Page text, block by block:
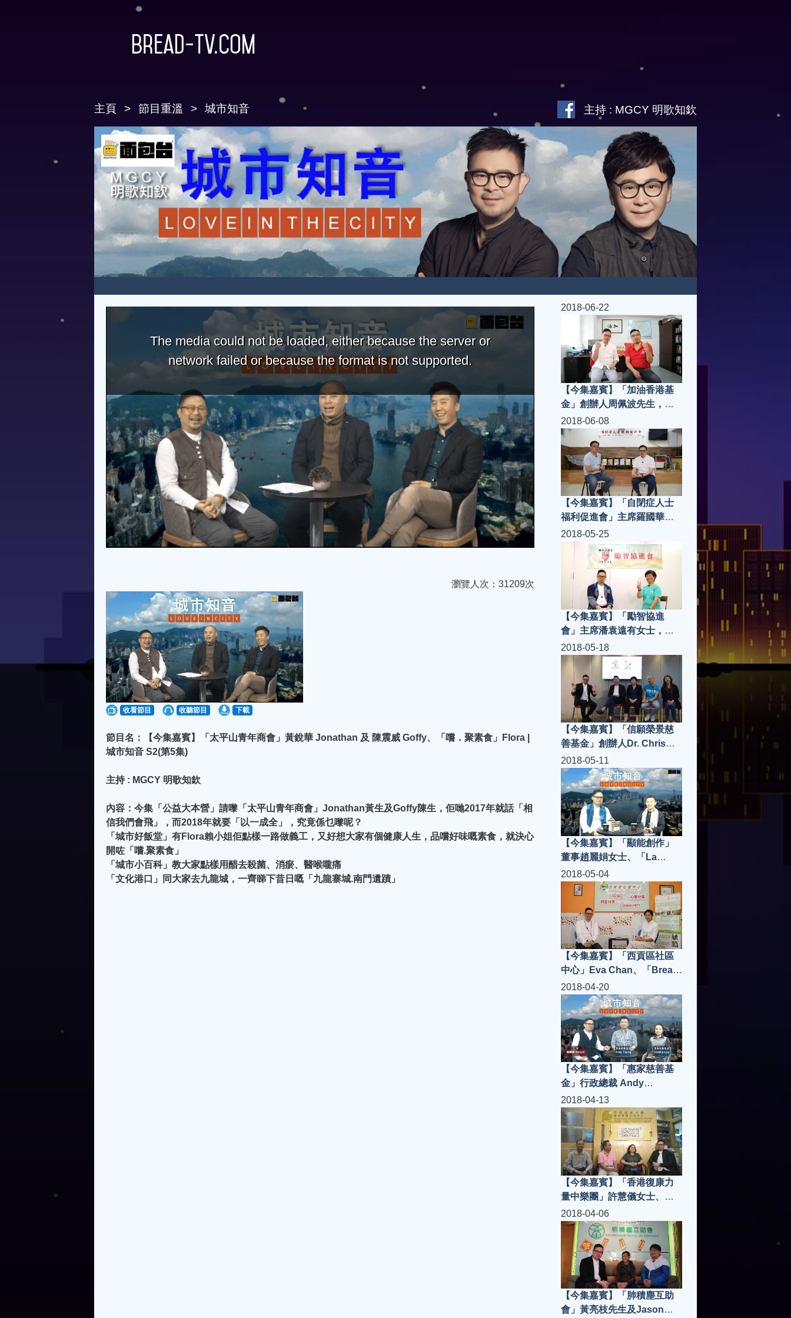
Bread-TV.com
主頁 節目重溫 城市知音 主持 : MGCY 明歌知欽
The media could not be loaded, either because the server or
network failed or because the format is not supported.
瀏覽人次：31209次
收看節目 收聽節目 下載
節目名：【今集嘉賓】「太平山青年商會」黃銳華 Jonathan 及 陳震威 Goffy、「嚐．聚素食」Flora |
城市知音 S2(第5集)
主持 : MGCY 明歌知欽
內容：今集「公益大本營」請嚟「太平山青年商會」Jonathan黃生及Goffy陳生，佢哋2017年就話「相
信我們會飛」，而2018年就要「以一成全」，究竟係乜嚟呢？
「城市好飯堂」有Flora賴小姐佢點樣一路做義工，又好想大家有個健康人生，品嚐好味嘅素食，就決心
開咗「嚐.聚素食」
「城市小百科」教大家點樣用醋去殺菌、消瘀、醫喉嚨痛
「文化港口」同大家去九龍城，一齊睇下昔日嘅「九龍寨城.南門遺蹟」
2018-06-22
【今集嘉賓】「加油香港基
金」創辦人周佩波先生，
「走肉。朋友」老闆 Joei |
城市知音 S3(第9集)
2018-06-08
【今集嘉賓】「自閉症人士
福利促進會」主席羅國華先
生，「THE JOOMAK」大廚
夏敬良師傅、PR 阿 PEN | 城
市知音 S3(第8集)
2018-05-25
【今集嘉賓】「勵智協進
會」主席潘袁遠有女士，
「膳心小館」經理聖子、
「香港防止虐待長者協會」
Locasi、嘉賓主持 William
林柏希 | 城市知音 S3(第7集)
2018-05-18
【今集嘉賓】「信願榮景慈
善基金」創辦人Dr. Chris
Lam，董事Fanny Lee，義
工團總幹事Sunny，IN128代
表Karen、「狀元樓」老闆高
思文先生，嘉賓主持寶珮如
小姐
2018-05-11
【今集嘉賓】「顯能創作」
董事趙麗娟女士、「La
Postre」老闆 Jerry Yu | 城
市知音 S3(第5集)
2018-05-04
【今集嘉賓】「西貢區社區
中心」Eva Chan、「Bread
Espresso &」Victor
Wong，嘉賓主持謝偉倫 | 城
市知音 S3(第4集)
2018-04-20
【今集嘉賓】「惠家慈善基
金」行政總裁 Andy
Tsang、執行董事Camille
Lau，「海鍋手工涮涮鍋」老
闆兼總廚陳偉雄先生 | 城市知
音 S3(第3集)
2018-04-13
【今集嘉賓】「香港復康力
量中樂團」許慧儀女士、高
秩群老師、劉清湧指輝、團
員Olivia，「Cafe 362」張先
生、Mac、Milton | 城市知音
S3(第2集)
2018-04-06
【今集嘉賓】「肺積塵互助
會」黃亮枝先生及Jason、